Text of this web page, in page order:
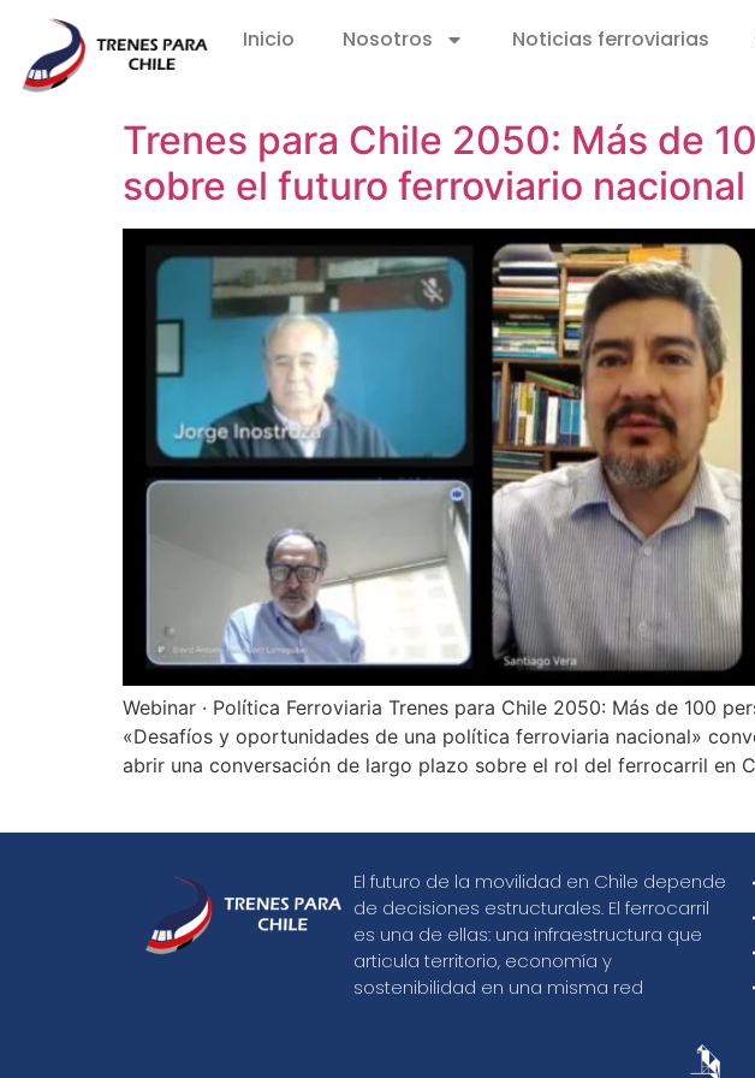
Inicio Nosotros Noticias ferroviarias
Trenes para Chile 2050: Más de
sobre el futuro ferroviario nacional
Webinar · Política Ferroviaria Trenes para Chile 2050: Más de 100
«Desafíos y oportunidades de una política ferroviaria nacional»
abrir una conversación de largo plazo sobre el rol del ferrocarril en
El futuro de la movilidad en Chile depende
de decisiones estructurales. El ferrocarril
es una de ellas: una infraestructura que
articula territorio, economía y
sostenibilidad en una misma red